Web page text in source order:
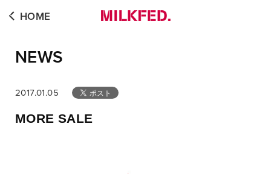
NEWS
HOME
2017.01.05
MORE SALE